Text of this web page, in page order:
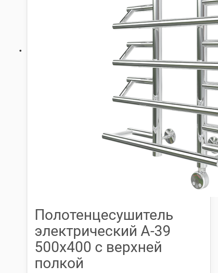
Полотенцесушитель
электрический А-39
500х400 с верхней
полкой